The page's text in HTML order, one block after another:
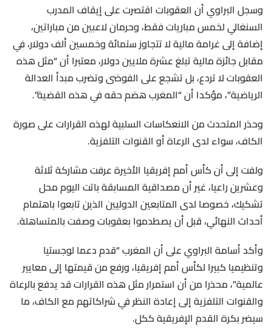
وسجل البراوي أن العقوبات اقتصرت على إيقاف المدرب
السنغالي لخمس مباريات فقط، وحرمان لاعبين من مباراتين،
إضافة إلى غرامة مالية لا تتجاوز ستمائة وخمسين ألف دولار، في
مقابل جائزة مالية تبلغ عشرة ملايين دولار، معتبرا أن “مثل هذه
العقوبات لا تردع، بل تشجع على الفوضى وتضرب مبدأ العدالة
الرياضية”، مؤكدا أن “المغرب هضم حقه في هذه القضية”.
وحذر المتحدث من الانعكاسات السلبية لهذه القرارات على صورة
الكاف، سواء لدى الرعاة أو القنوات التلفزية.
ولفت إلى أن كأس أمم إفريقيا الأخيرة عرفت مشاركة ثلاثة
وعشرين راعيا، غير أن مصداقية المسابقة باتت اليوم محل
تشكيك، خصوصا لدى المتابعين الدوليين الذين تابعوا باهتمام
أحداث النهائي، قبل أن يصطدموا بعقوبات وصفت بالمتساهلة.
وأكد أسامة البراوي على أن المغرب “قدم دعما لوجستيا
وتنظيميا كبيرا لكأس أمم إفريقيا، ورفع من قيمتها إلى معايير
عالمية”، محذرا من أن استمرار مثل هذه القرارات قد يدفع بالرعاة
والقنوات التلفزية إلى إعادة النظر في شراكاتهم مع الكاف، ما
سيضر بكرة القدم الإفريقية ككل.